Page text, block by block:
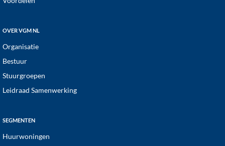
OVER VGM NL
Organisatie
Bestuur
Stuurgroepen
Leidraad Samenwerking
SEGMENTEN
Huurwoningen